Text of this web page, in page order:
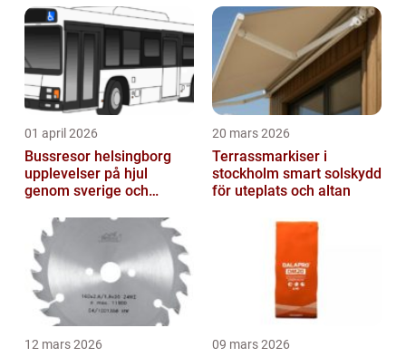
01 april 2026
Bussresor helsingborg
upplevelser på hjul
genom sverige och
20 mars 2026
Terrassmarkiser i
stockholm smart solskydd
för uteplats och altan
12 mars 2026 09 mars 2026